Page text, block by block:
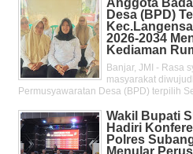
Anggota
Desa (BPD)
2026-2034
Kediaman
Banjar, JMI - Rasa
masyarakat
Permusyawaratan Desa (BPD) terpilih
Wakil Bupati
Hadiri
Polres
Menular